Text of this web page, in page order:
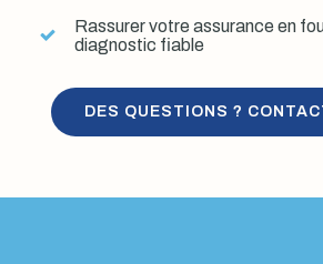
Rassurer votre assurance en
diagnostic fiable
DES QUESTIONS ?